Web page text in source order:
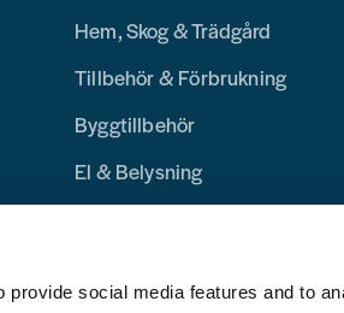
social media features and to
Hem, Skog & Trädgård
Tillbehör & Förbrukning
Byggtillbehör
El & Belysning